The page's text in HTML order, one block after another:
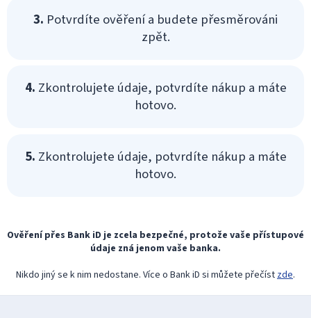
3. Potvrdíte ověření a budete přesměrováni
zpět.
4. Zkontrolujete údaje, potvrdíte nákup a máte
hotovo.
5. Zkontrolujete údaje, potvrdíte nákup a máte
hotovo.
Ověření přes Bank iD je zcela bezpečné, protože vaše přístupové
údaje zná jenom vaše banka.
Nikdo jiný se k nim nedostane. Více o Bank iD si můžete přečístzde.